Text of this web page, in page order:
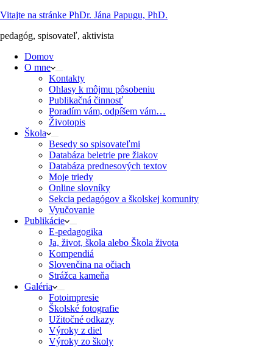
Vitajte na stránke PhDr. Jána Papugu, PhD.
pedagóg, spisovateľ, aktivista
Domov
O mne
Kontakty
Ohlasy k môjmu pôsobeniu
Publikačná činnosť
Poradím vám, odpíšem vám…
Životopis
Škola
Besedy so spisovateľmi
Databáza beletrie pre žiakov
Databáza prednesových textov
Moje triedy
Online slovníky
Sekcia pedagógov a školskej komunity
Vyučovanie
Publikácie
E-pedagogika
Ja, život, škola alebo Škola života
Kompendiá
Slovenčina na očiach
Strážca kameňa
Galéria
Fotoimpresie
Školské fotografie
Užitočné odkazy
Výroky z diel
Výroky zo školy